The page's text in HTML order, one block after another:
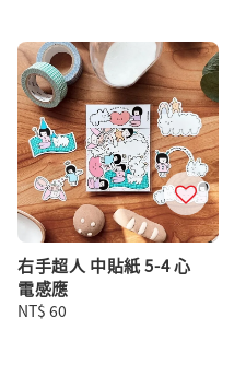
右手超人 中貼紙 5-4 心
電感應
Regular
NT$ 60